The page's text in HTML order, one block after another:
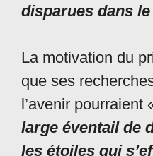
disparues dans
La motivation du
que ses
l’avenir pourraient
large éventail de
les étoiles qui